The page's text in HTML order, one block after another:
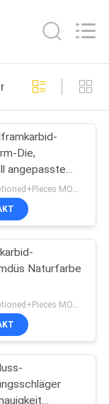
manufacture
Die,
angepasste
USD+Negotioned+Pieces MOQ:1
Naturfarbe